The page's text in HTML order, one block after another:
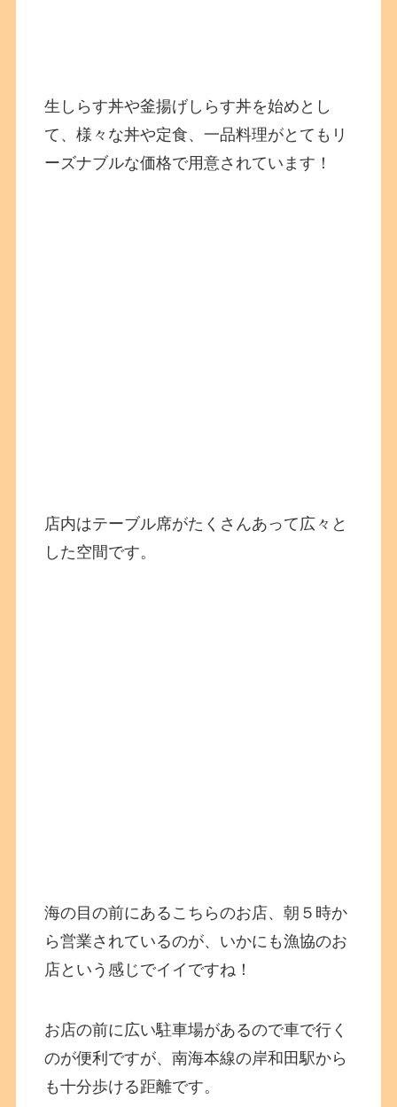
生しらす丼や釜揚げしらす丼を始めとし
て、様々な丼や定食、一品料理がとてもリ
ーズナブルな価格で用意されています！
店内はテーブル席がたくさんあって広々と
した空間です。
海の目の前にあるこちらのお店、朝５時か
ら営業されているのが、いかにも漁協のお
店という感じでイイですね！
お店の前に広い駐車場があるので車で行く
のが便利ですが、南海本線の岸和田駅から
も十分歩ける距離です。